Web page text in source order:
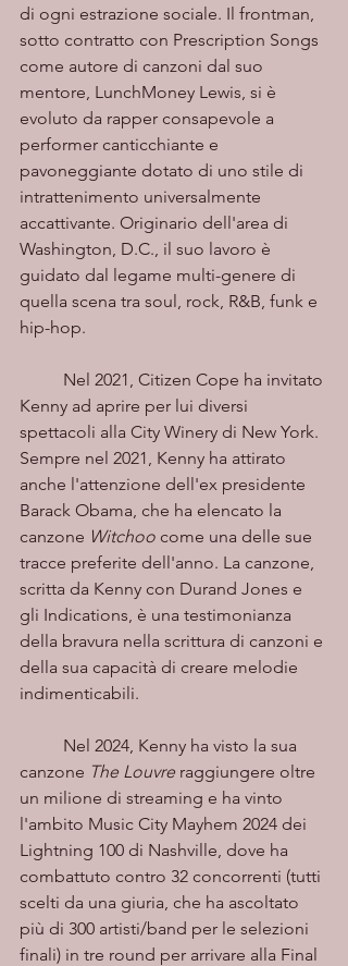
di ogni estrazione sociale. Il frontman,
sotto contratto con Prescription Songs
come autore di canzoni dal suo
mentore, LunchMoney Lewis, si è
evoluto da rapper consapevole a
performer canticchiante e
pavoneggiante dotato di uno stile di
intrattenimento universalmente
accattivante. Originario dell'area di
Washington, D.C., il suo lavoro è
guidato dal legame multi-genere di
quella scena tra soul, rock, R&B, funk e
hip-hop.
Kenny ad aprire per lui diversi
spettacoli alla City Winery di New York.
Sempre nel 2021, Kenny ha attirato
anche l'attenzione dell'ex presidente
Barack Obama, che ha elencato la
canzone Witchoo come una delle sue
tracce preferite dell'anno. La canzone,
scritta da Kenny con Durand Jones e
gli Indications, è una testimonianza
della bravura nella scrittura di canzoni e
della sua capacità di creare melodie
indimenticabili.
canzone The Louvre raggiungere oltre
un milione di streaming e ha vinto
l'ambito Music City Mayhem 2024 dei
Lightning 100 di Nashville, dove ha
combattuto contro 32 concorrenti (tutti
scelti da una giuria, che ha ascoltato
più di 300 artisti/band per le selezioni
finali) in tre round per arrivare alla Final